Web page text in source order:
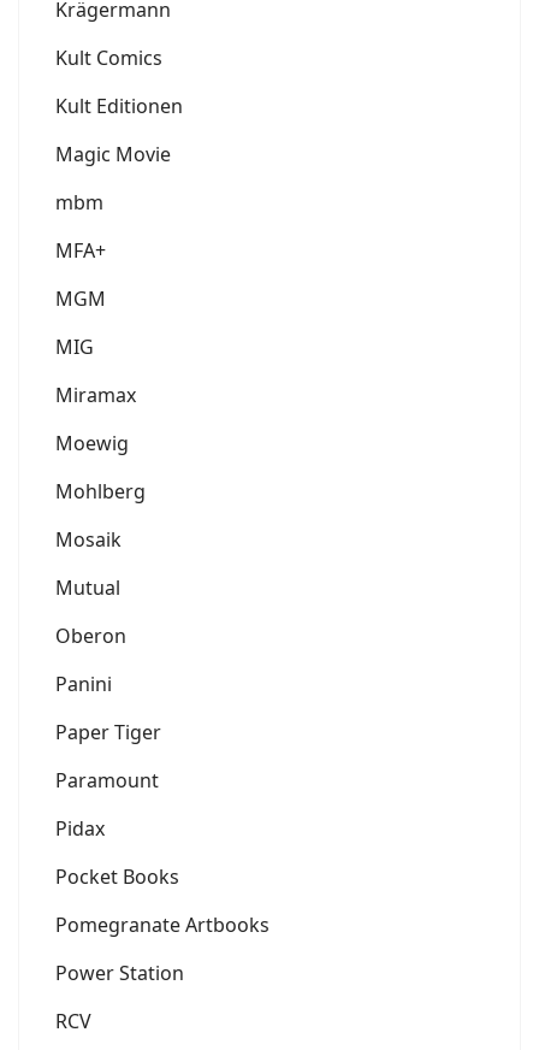
Krägermann
Kult Comics
Kult Editionen
Magic Movie
mbm
MFA+
MGM
MIG
Miramax
Moewig
Mohlberg
Mosaik
Mutual
Oberon
Panini
Paper Tiger
Paramount
Pidax
Pocket Books
Pomegranate Artbooks
Power Station
RCV